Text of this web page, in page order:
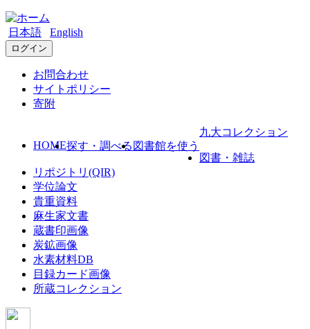
日本語 English
ログイン
お問合わせ
サイトポリシー
寄附
HOME探す・調べる 図書館を使う
九大コレクション
図書・雑誌
リポジトリ(QIR)
学位論文
貴重資料
麻生家文書
蔵書印画像
炭鉱画像
水素材料DB
目録カード画像
所蔵コレクション